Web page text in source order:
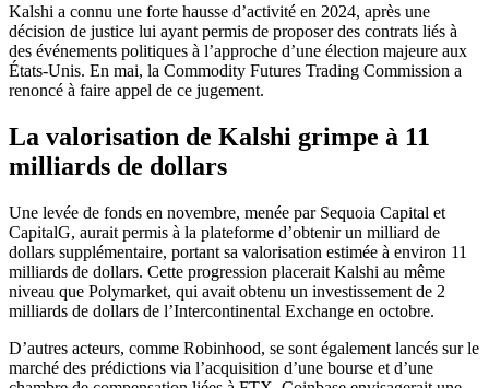
Kalshi a connu une forte hausse d’activité en 2024, après une
décision de justice lui ayant permis de proposer des contrats liés à
des événements politiques à l’approche d’une élection majeure aux
États-Unis. En mai, la Commodity Futures Trading Commission a
renoncé à faire appel de ce jugement.
La valorisation de Kalshi grimpe à 11
milliards de dollars
Une levée de fonds en novembre, menée par Sequoia Capital et
CapitalG, aurait permis à la plateforme d’obtenir un milliard de
dollars supplémentaire, portant sa valorisation estimée à environ 11
milliards de dollars. Cette progression placerait Kalshi au même
niveau que Polymarket, qui avait obtenu un investissement de 2
milliards de dollars de l’Intercontinental Exchange en octobre.
D’autres acteurs, comme Robinhood, se sont également lancés sur le
marché des prédictions via l’acquisition d’une bourse et d’une